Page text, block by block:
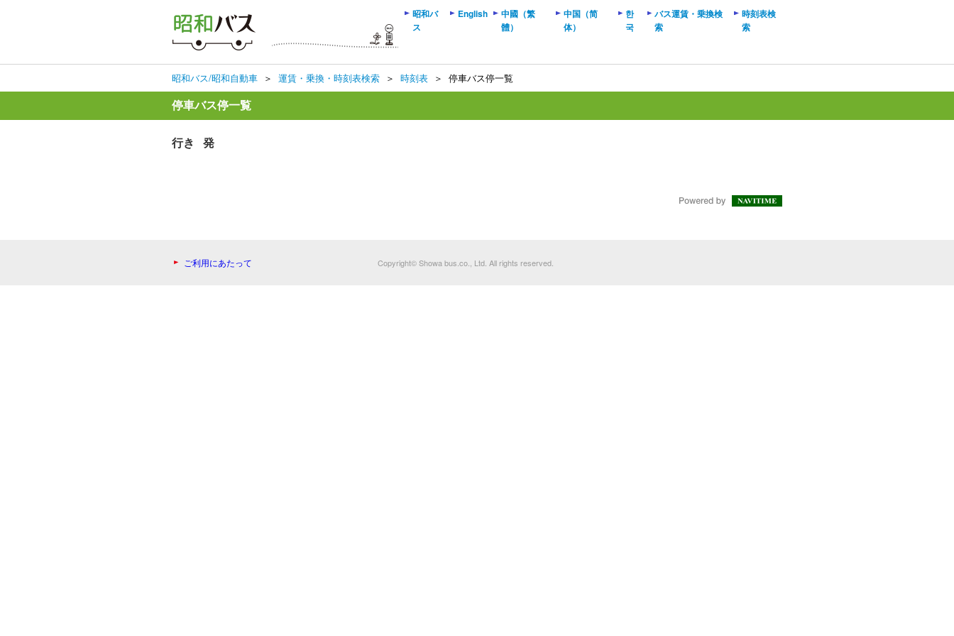
昭和バス/昭和自動車 ＞ 運賃・乗換・時刻表検索 ＞ 時刻表 ＞ 停車バス停一覧
停車バス停一覧
行き 発
昭和バ
ス
English
中國（繁
體）
中国（简
体）
한
국
バス運賃・乗換検
索
時刻表検
索
ご利用にあたって Copyright© Showa bus.co., Ltd. All rights reserved.